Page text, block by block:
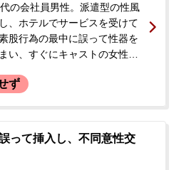
の会社員男性。派遣型の性風
、ホテルでサービスを受けて
股行為の最中に誤って性器を
い、すぐにキャストの女性か
、店の関係者から「連絡がな
く、事件化することを避けた
ら、当事務所に相談されまし
ず
って挿入し、不同意性交